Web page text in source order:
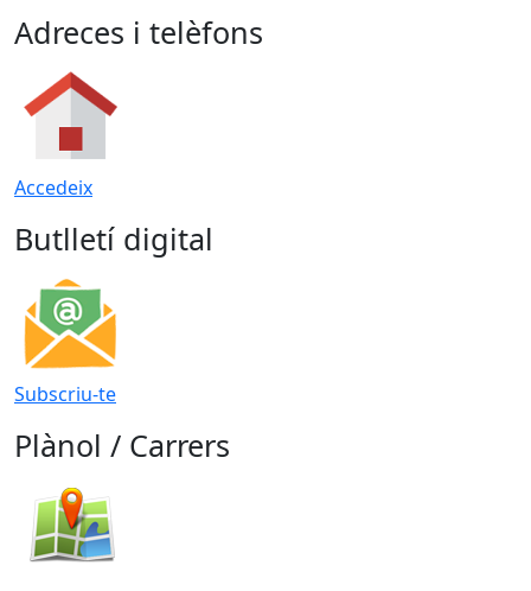
Adreces i telèfons
Accedeix
Butlletí digital
Subscriu-te
Plànol / Carrers